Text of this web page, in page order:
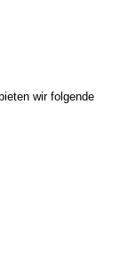
wir folgende